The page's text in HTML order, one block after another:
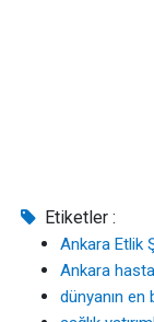
Etiketler :
Ankara Etlik
Ankara
dünyanın